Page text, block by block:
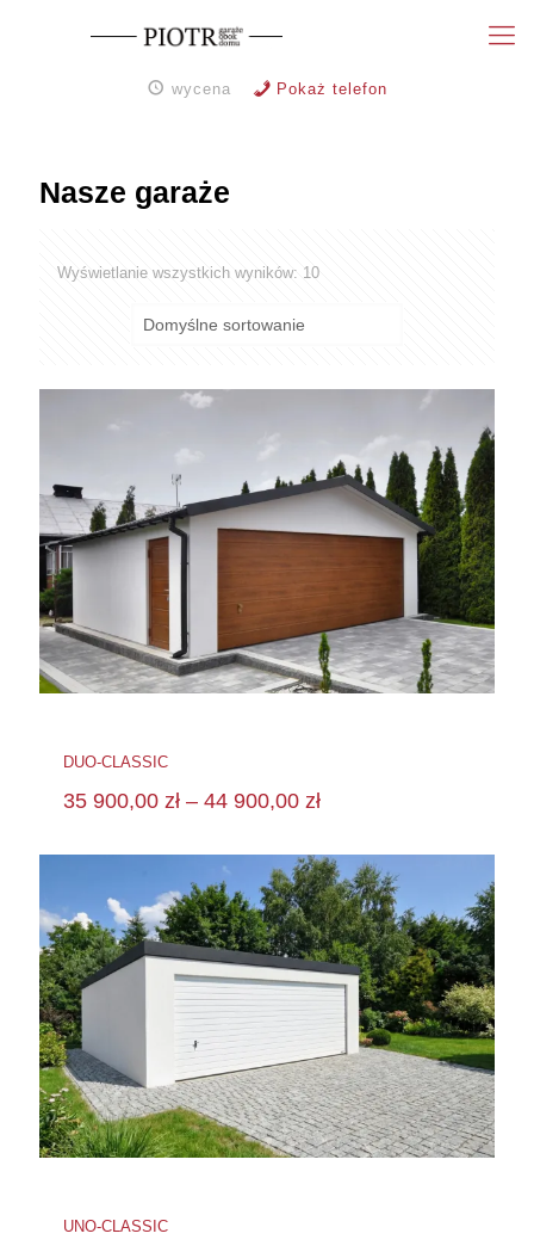
wycena Pokaż telefon
Nasze garaże
Wyświetlanie wszystkich wyników: 10
DUO-CLASSIC
35 900,00 zł – 44 900,00 zł
UNO-CLASSIC